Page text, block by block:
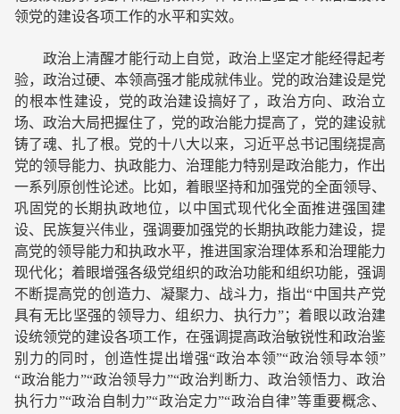
领党的建设各项工作的水平和实效。
政治上清醒才能行动上自觉，政治上坚定才能经得起考
验，政治过硬、本领高强才能成就伟业。党的政治建设是党
的根本性建设，党的政治建设搞好了，政治方向、政治立
场、政治大局把握住了，党的政治能力提高了，党的建设就
铸了魂、扎了根。党的十八大以来，习近平总书记围绕提高
党的领导能力、执政能力、治理能力特别是政治能力，作出
一系列原创性论述。比如，着眼坚持和加强党的全面领导、
巩固党的长期执政地位，以中国式现代化全面推进强国建
设、民族复兴伟业，强调要加强党的长期执政能力建设，提
高党的领导能力和执政水平，推进国家治理体系和治理能力
现代化；着眼增强各级党组织的政治功能和组织功能，强调
不断提高党的创造力、凝聚力、战斗力，指出“中国共产党
具有无比坚强的领导力、组织力、执行力”；着眼以政治建
设统领党的建设各项工作，在强调提高政治敏锐性和政治鉴
别力的同时，创造性提出增强“政治本领”“政治领导本领”
“政治能力”“政治领导力”“政治判断力、政治领悟力、政治
执行力”“政治自制力”“政治定力”“政治自律”等重要概念、